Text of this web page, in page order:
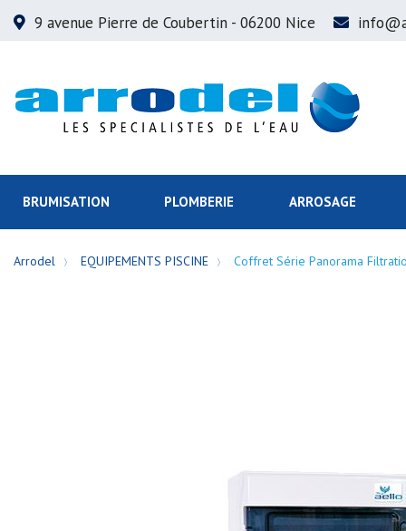
9 avenue Pierre de Coubertin - 06200 Nice
BRUMISATION PLOMBERIE ARROSAGE
Arrodel EQUIPEMENTS PISCINE Coffret Série Panorama